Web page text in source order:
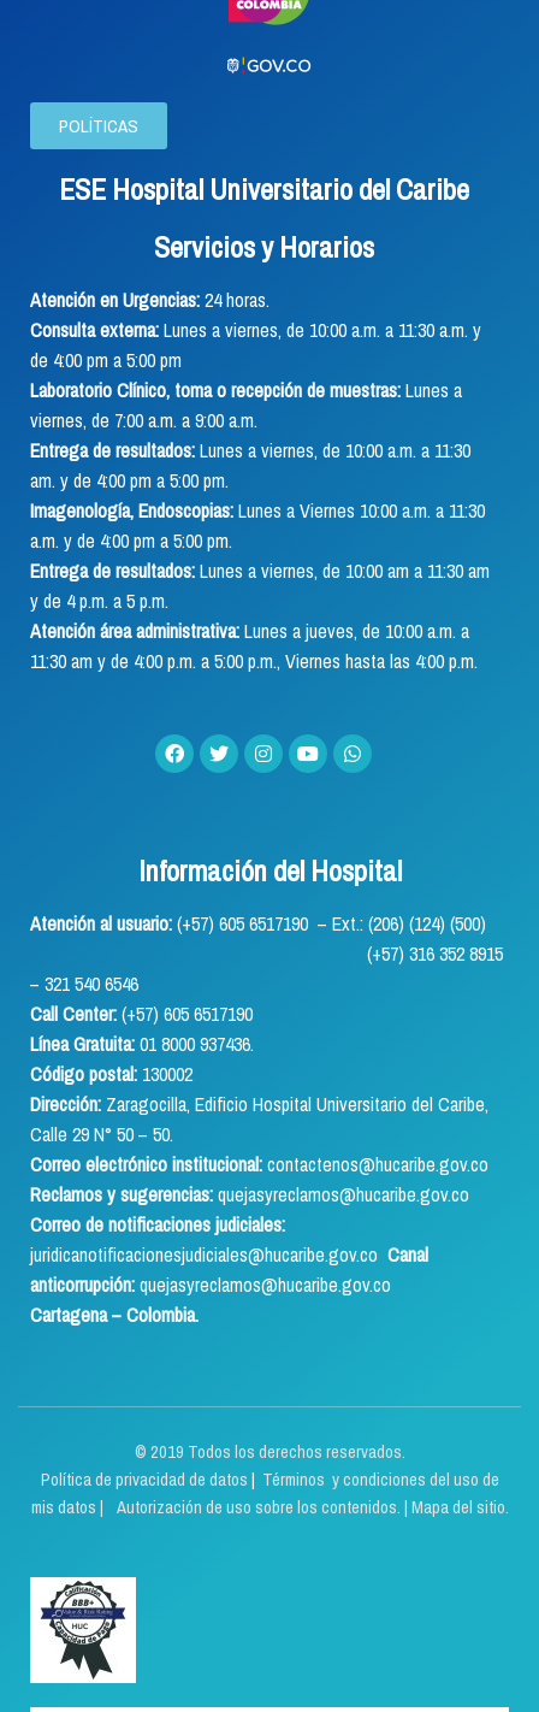
POLÍTICAS
ESE Hospital Universitario del Caribe
Servicios y Horarios
Atención en Urgencias:24 horas.
Consulta externa:Lunes a viernes, de 10:00 a.m. a 11:30 a.m. y
de 4:00 pm a 5:00 pm
Laboratorio Clínico, toma o recepción de muestras:Lunes a
viernes, de 7:00 a.m. a 9:00 a.m.
Entrega de resultados:Lunes a viernes, de 10:00 a.m. a 11:30
am. y de 4:00 pm a 5:00 pm.
Imagenología, Endoscopias:Lunes a Viernes 10:00 a.m. a 11:30
a.m. y de 4:00 pm a 5:00 pm.
Entrega de resultados:Lunes a viernes, de 10:00 am a 11:30 am
y de 4 p.m. a 5 p.m.
Atención área administrativa:Lunes a jueves, de 10:00 a.m. a
11:30 am y de 4:00 p.m. a 5:00 p.m., Viernes hasta las 4:00 p.m.
Información del Hospital
Atención al usuario:(+57) 605 6517190 – Ext.: (206) (124) (500)
(+57) 316 352 8915
– 321 540 6546
Call Center:(+57) 605 6517190
Línea Gratuita:01 8000 937436.
Código postal: 130002
Dirección: Zaragocilla, Edificio Hospital Universitario del Caribe,
Calle 29 N° 50 – 50.
Correo electrónico institucional:contactenos@hucaribe.gov.co
Reclamos y sugerencias:quejasyreclamos@hucaribe.gov.co
Correo de notificaciones judiciales:
juridicanotificacionesjudiciales@hucaribe.gov.co Canal
anticorrupción:quejasyreclamos@hucaribe.gov.co
Cartagena – Colombia.
© 2019 Todos los derechos reservados.
Política de privacidad de datos | Términos y condiciones del uso de
mis datos | Autorización de uso sobre los contenidos. | Mapa del sitio.